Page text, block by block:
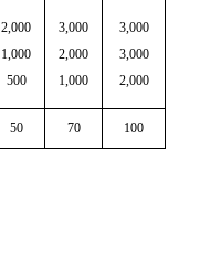
2,000
1,000
500
3,000
2,000
1,000
3,000
3,000
2,000
50 70 100